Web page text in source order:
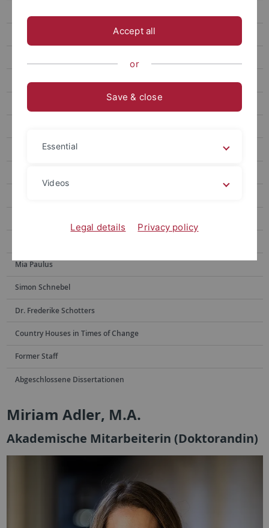
Manuela Mann
Ruby Guyot
Mia Paulus
Simon Schnebel
Dr. Frederike Schotters
Country Houses in Times of Change
Former Staff
Abgeschlossene Dissertationen
Miriam Adler, M.A.
Akademische Mitarbeiterin (Doktorandin)
Accept all
or
Save & close
Essential
Videos
Legal details Privacy policy